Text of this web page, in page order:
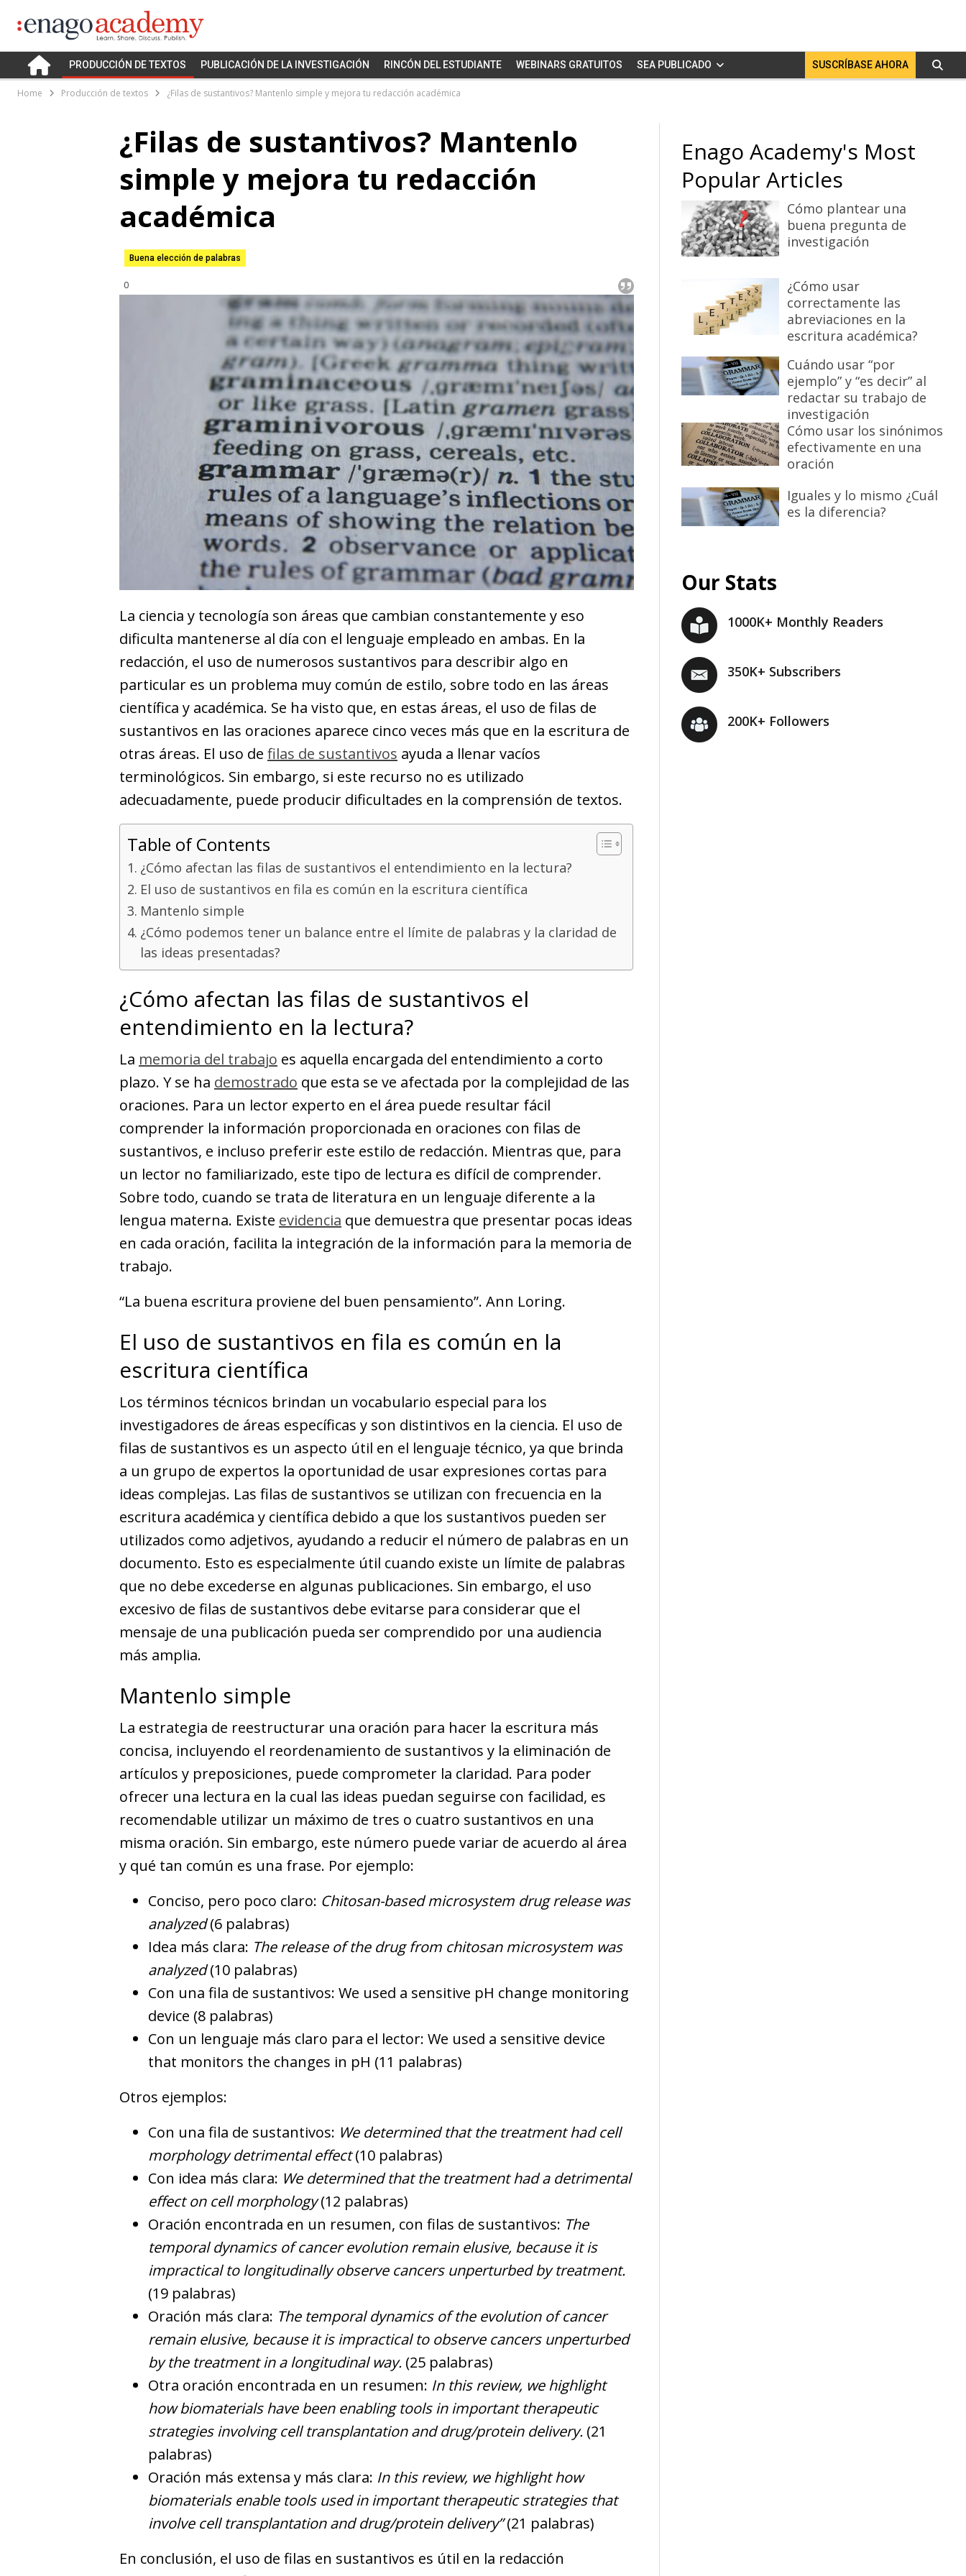
PRODUCCIÓN DE TEXTOS PUBLICACIÓN DE LA INVESTIGACIÓN RINCÓN DEL ESTUDIANTE SUSCRÍBASE AHORA
WEBINARS GRATUITOS SEA PUBLICADO
Home Producción de textos ¿Filas de sustantivos? Mantenlo simple y mejora tu redacción académica
¿Filas de sustantivos? Mantenlo
simple y mejora tu redacción
académica
Buena elección de palabras
0
La ciencia y tecnología son áreas que cambian constantemente y eso
dificulta mantenerse al día con el lenguaje empleado en ambas. En la
redacción, el uso de numerosos sustantivos para describir algo en
particular es un problema muy común de estilo, sobre todo en las áreas
científica y académica. Se ha visto que, en estas áreas, el uso de filas de
sustantivos en las oraciones aparece cinco veces más que en la escritura de
otras áreas. El uso de filas de sustantivos ayuda a llenar vacíos
terminológicos. Sin embargo, si este recurso no es utilizado
adecuadamente, puede producir dificultades en la comprensión de textos.
Table of Contents
¿Cómo afectan las filas de sustantivos el entendimiento en la lectura?
El uso de sustantivos en fila es común en la escritura científica
Mantenlo simple
¿Cómo podemos tener un balance entre el límite de palabras y la claridad de
las ideas presentadas?
¿Cómo afectan las filas de sustantivos el
entendimiento en la lectura?
La memoria del trabajo es aquella encargada del entendimiento a corto
plazo. Y se ha demostrado que esta se ve afectada por la complejidad de las
oraciones. Para un lector experto en el área puede resultar fácil
comprender la información proporcionada en oraciones con filas de
sustantivos, e incluso preferir este estilo de redacción. Mientras que, para
un lector no familiarizado, este tipo de lectura es difícil de comprender.
Sobre todo, cuando se trata de literatura en un lenguaje diferente a la
lengua materna. Existe evidencia que demuestra que presentar pocas ideas
en cada oración, facilita la integración de la información para la memoria de
trabajo.
“La buena escritura proviene del buen pensamiento”. Ann Loring.
El uso de sustantivos en fila es común en la
escritura científica
Los términos técnicos brindan un vocabulario especial para los
investigadores de áreas específicas y son distintivos en la ciencia. El uso de
filas de sustantivos es un aspecto útil en el lenguaje técnico, ya que brinda
a un grupo de expertos la oportunidad de usar expresiones cortas para
ideas complejas. Las filas de sustantivos se utilizan con frecuencia en la
escritura académica y científica debido a que los sustantivos pueden ser
utilizados como adjetivos, ayudando a reducir el número de palabras en un
documento. Esto es especialmente útil cuando existe un límite de palabras
que no debe excederse en algunas publicaciones. Sin embargo, el uso
excesivo de filas de sustantivos debe evitarse para considerar que el
mensaje de una publicación pueda ser comprendido por una audiencia
más amplia.
Mantenlo simple
La estrategia de reestructurar una oración para hacer la escritura más
concisa, incluyendo el reordenamiento de sustantivos y la eliminación de
artículos y preposiciones, puede comprometer la claridad. Para poder
ofrecer una lectura en la cual las ideas puedan seguirse con facilidad, es
recomendable utilizar un máximo de tres o cuatro sustantivos en una
misma oración. Sin embargo, este número puede variar de acuerdo al área
y qué tan común es una frase. Por ejemplo:
Conciso, pero poco claro: Chitosan-based microsystem drug release was
analyzed(6 palabras)
Idea más clara: The release of the drug from chitosan microsystem was
analyzed(10 palabras)
Con una fila de sustantivos: We used a sensitive pH change monitoring
device (8 palabras)
Con un lenguaje más claro para el lector: We used a sensitive device
that monitors the changes in pH (11 palabras)
Otros ejemplos:
Con una fila de sustantivos: We determined that the treatment had cell
morphology detrimental effect(10 palabras)
Con idea más clara: We determined that the treatment had a detrimental
effect on cell morphology(12 palabras)
Oración encontrada en un resumen, con filas de sustantivos: The
temporal dynamics of cancer evolution remain elusive, because it is
impractical to longitudinally observe cancers unperturbed by treatment.
(19 palabras)
Oración más clara: The temporal dynamics of the evolution of cancer
remain elusive, because it is impractical to observe cancers unperturbed
by the treatment in a longitudinal way. (25 palabras)
Otra oración encontrada en un resumen: In this review, we highlight
how biomaterials have been enabling tools in important therapeutic
strategies involving cell transplantation and drug/protein delivery. (21
palabras)
Oración más extensa y más clara: In this review, we highlight how
biomaterials enable tools used in important therapeutic strategies that
involve cell transplantation and drug/protein delivery”(21 palabras)
En conclusión, el uso de filas en sustantivos es útil en la redacción
Enago Academy's Most
Popular Articles
Cómo plantear una
buena pregunta de
investigación
¿Cómo usar
correctamente las
abreviaciones en la
escritura académica?
Cuándo usar “por
ejemplo” y “es decir” al
redactar su trabajo de
investigación
Cómo usar los sinónimos
efectivamente en una
oración
Iguales y lo mismo ¿Cuál
es la diferencia?
Our Stats
1000K+ Monthly Readers
350K+ Subscribers
200K+ Followers